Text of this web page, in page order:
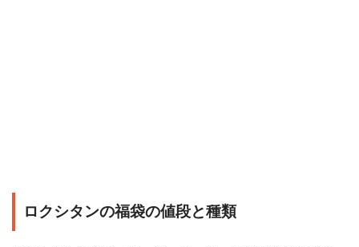
ロクシタンの福袋の値段と種類